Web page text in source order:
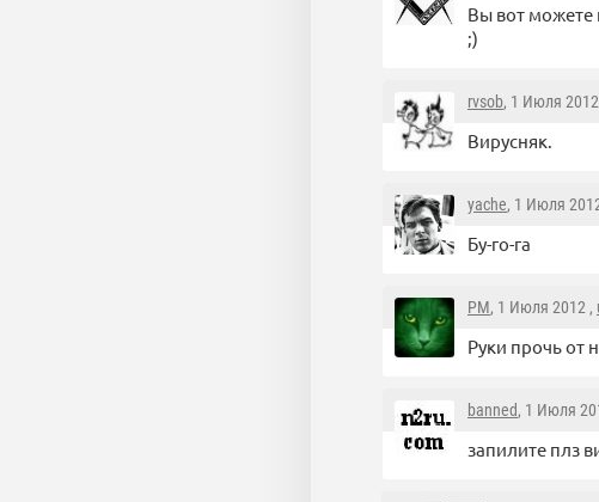
Вы вот можете
;)
rvsob, 1 Июля
Вирусняк.
yache, 1 Июля
Бу-го-га
PM, 1 Июля 2012 ,
Руки прочь от
banned, 1 Июля
запилите плз